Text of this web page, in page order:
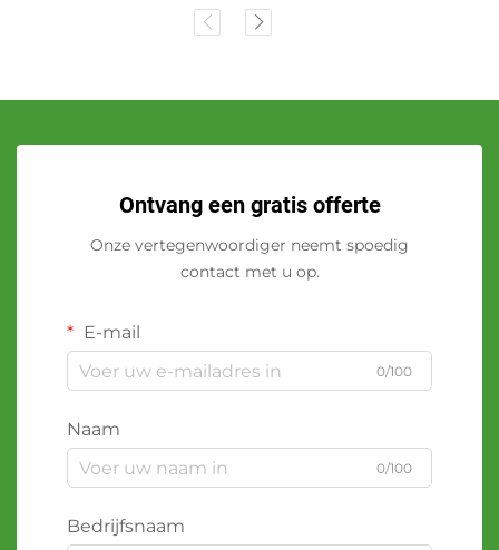
Ontvang een gratis offerte
Onze vertegenwoordiger neemt spoedig
contact met u op.
E-mail
0/100
Naam
0/100
Bedrijfsnaam